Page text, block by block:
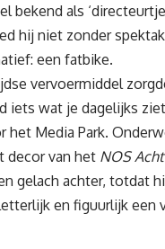
bekend als
hij niet zonder
een fatbike.
vervoermiddel
iets wat je dagelijks
Media Park.
decor van het NOS
gelach achter, totdat
en figuurlijk een